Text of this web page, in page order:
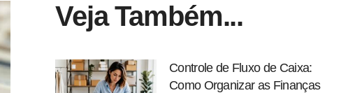
Veja Também...
Controle de Fluxo de Caixa:
Como Organizar as Finanças